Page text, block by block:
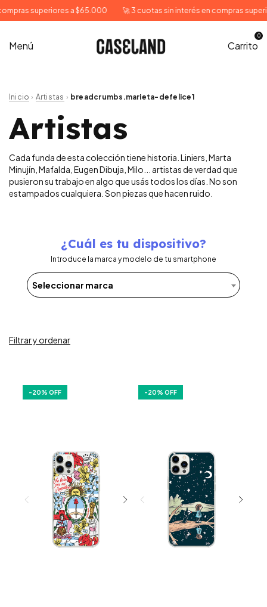
superiores a $65.000 🚀 3 cuotas sin interés en compras superiores
Menú Carrito
0
Inicio › Artistas › breadcrumbs.marieta-defelice1
Artistas
Cada funda de esta colección tiene historia. Liniers, Marta
Minujín, Mafalda, Eugen Dibuja, Milo... artistas de verdad que
pusieron su trabajo en algo que usás todos los días. No son
estampados cualquiera. Son piezas que hacen ruido.
¿Cuál es tu dispositivo?
Introduce la marca y modelo de tu smartphone
Seleccionar marca
Filtrar y ordenar
-20% OFF -20% OFF